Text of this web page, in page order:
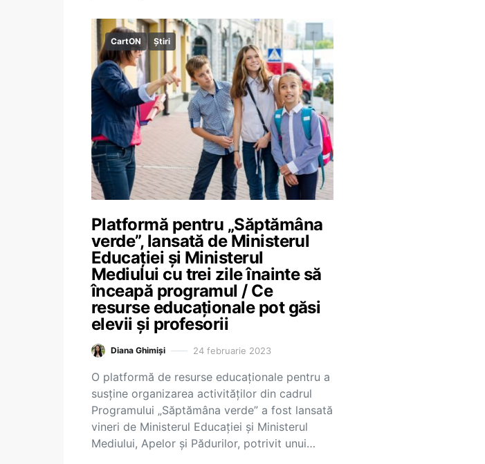
CartON Știri
Platformă pentru „Săptămâna
verde”, lansată de Ministerul
Educației și Ministerul
Mediului cu trei zile înainte să
înceapă programul / Ce
resurse educaționale pot găsi
elevii și profesorii
Diana Ghimiși 24 februarie 2023
O platformă de resurse educaționale pentru a
susține organizarea activităților din cadrul
Programului „Săptămâna verde” a fost lansată
vineri de Ministerul Educației și Ministerul
Mediului, Apelor și Pădurilor, potrivit unui…